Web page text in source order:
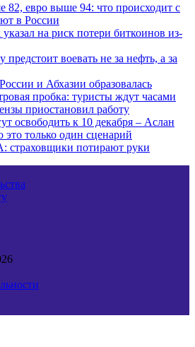
82, евро выше 94: что происходит с
в России
указал на риск потери биткоинов из-
предстоит воевать не за нефть, а за
и Абхазии образовалась
пробка: туристы ждут часами
приостановил работу
освободить к 10 декабря – Аслан
только один сценарий
страховщики потирают руки